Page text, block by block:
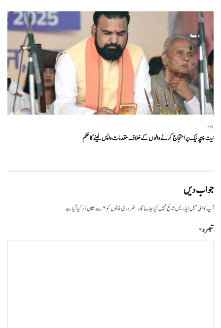
بہار
نیٹ پیپر لیک پر احتجاج کرنے والوں کے خلاف مقدمات واپس لینے کا حکم
جواب دیں
آپ کا ای میل ایڈریس شائع نہیں کیا جائے گا۔ ضروری خانوں کو*سے نشان زد کیا گیا ہے
تبصرہ*